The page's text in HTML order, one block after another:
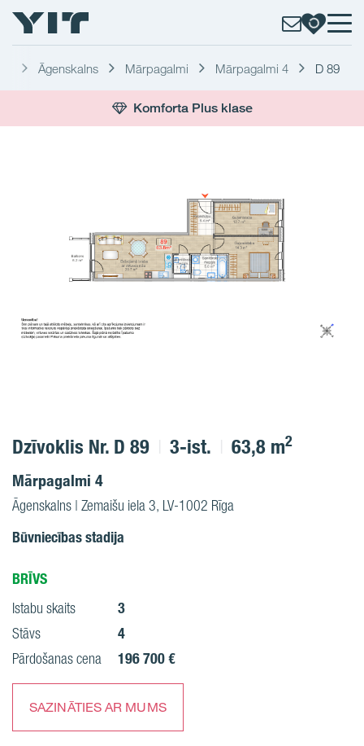
Āgenskalns Mārpagalmi Mārpagalmi 4 D 89
Komforta Plus klase
Dzīvoklis Nr. D 89 3-ist. 63,8 m2
Mārpagalmi 4
Āgenskalns | Zemaišu iela 3, LV-1002 Rīga
Būvniecības stadija
BRĪVS
Istabu skaits 3
Stāvs 4
Pārdošanas cena 196 700 €
SAZINĀTIES AR MUMS